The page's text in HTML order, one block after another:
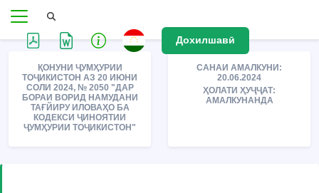
Дохилшавӣ
ҚОНУНИ ҶУМҲУРИИ
ТОҶИКИСТОН АЗ 20 ИЮНИ
СОЛИ 2024, № 2050 "ДАР
БОРАИ ВОРИД НАМУДАНИ
ТАҒЙИРУ ИЛОВАҲО БА
КОДЕКСИ ҶИНОЯТИИ
ҶУМҲУРИИ ТОҶИКИСТОН"
САНАИ АМАЛКУНИ:
20.06.2024
ҲОЛАТИ ҲУҶҶАТ:
АМАЛКУНАНДА